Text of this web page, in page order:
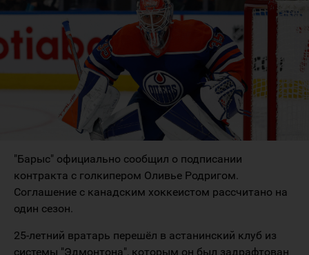
"Барыс" официально сообщил о подписании
контракта с голкипером Оливье Родригом.
Соглашение с канадским хоккеистом рассчитано на
один сезон.
25-летний вратарь перешёл в астанинский клуб из
системы "Эдмонтона", которым он был задрафтован